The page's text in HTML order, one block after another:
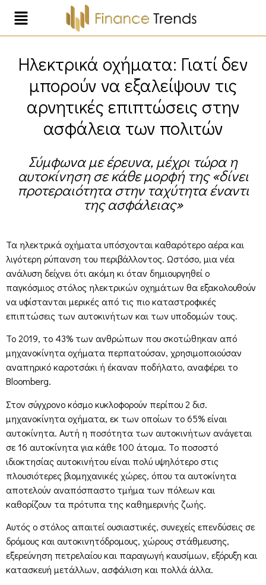
Ηλεκτρικά οχήματα: Γιατί δεν
μπορούν να εξαλείψουν τις
αρνητικές επιπτώσεις στην
ασφάλεια των πολιτών
Σύμφωνα με έρευνα, μέχρι τώρα η
αυτοκίνηση σε κάθε μορφή της «δίνει
προτεραιότητα στην ταχύτητα έναντι
της ασφάλειας»
Τα ηλεκτρικά οχήματα υπόσχονται καθαρότερο αέρα και
λιγότερη ρύπανση του περιβάλλοντος. Ωστόσο, μια νέα
ανάλυση δείχνει ότι ακόμη κι όταν δημιουργηθεί ο
παγκόσμιος στόλος ηλεκτρικών οχημάτων θα εξακολουθούν
να υφίστανται μερικές από τις πιο καταστροφικές
επιπτώσεις των αυτοκινήτων και των υποδομών τους.
Το 2019, το 43% των ανθρώπων που σκοτώθηκαν από
μηχανοκίνητα οχήματα περπατούσαν, χρησιμοποιούσαν
αναπηρικό καροτσάκι ή έκαναν ποδήλατο, αναφέρει το
Bloomberg.
Στον σύγχρονο κόσμο κυκλοφορούν περίπου 2 δισ.
μηχανοκίνητα οχήματα, εκ των οποίων το 65% είναι
αυτοκίνητα. Αυτή η ποσότητα των αυτοκινήτων ανάγεται
σε 16 αυτοκίνητα για κάθε 100 άτομα. Το ποσοστό
ιδιοκτησίας αυτοκινήτου είναι πολύ υψηλότερο στις
πλουσιότερες βιομηχανικές χώρες, όπου τα αυτοκίνητα
αποτελούν αναπόσπαστο τμήμα των πόλεων και
καθορίζουν τα πρότυπα της καθημερινής ζωής.
Αυτός ο στόλος απαιτεί ουσιαστικές, συνεχείς επενδύσεις σε
δρόμους και αυτοκινητόδρομους, χώρους στάθμευσης,
εξερεύνηση πετρελαίου και παραγωγή καυσίμων, εξόρυξη και
κατασκευή μετάλλων, ασφάλιση και πολλά άλλα.